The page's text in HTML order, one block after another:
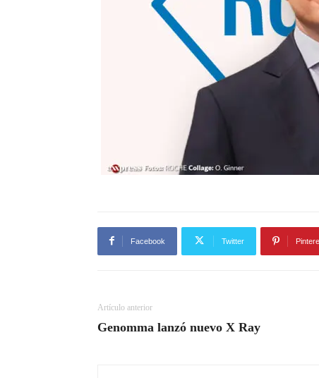
Facebook Twitter
Artículo anterior
Genomma lanzó nuevo X Ray